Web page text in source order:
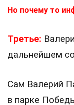
Но почему то
Третье:
дальнейшем
Сам Валерий
в парке